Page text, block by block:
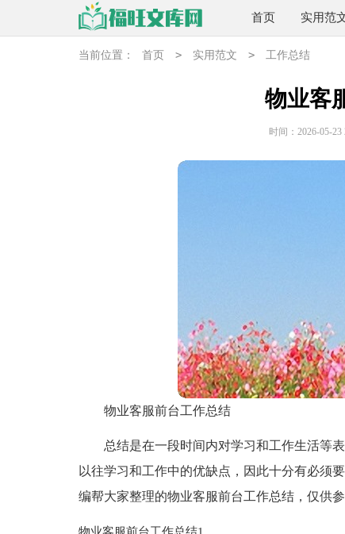
首页 实用范
当前位置： 首页 > 实用范文 > 工作总结
物业客
时间：2026-05-23
物业客服前台工作总结
总结是在一段时间内对学习和工作生活等
以往学习和工作中的优缺点，因此十分有必须
编帮大家整理的物业客服前台工作总结，仅供